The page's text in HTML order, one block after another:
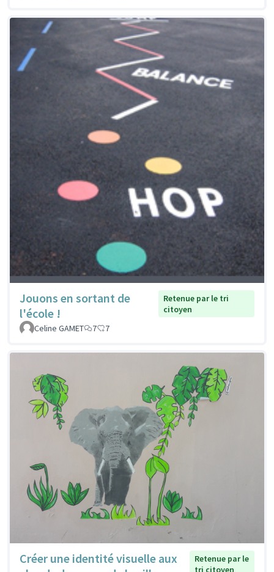
Jouons en sortant de
l'école !
Retenue par le tri
citoyen
Celine GAMET
7 7
Créer une identité visuelle aux
Retenue par le
tri citoyen